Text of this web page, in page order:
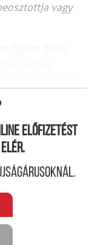
vagy
előfizetést
elér.